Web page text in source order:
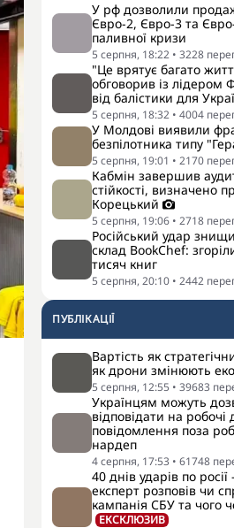
У рф дозволили
Євро-2, Євро-3 та
паливної кризи
5 серпня, 18:22 • 3228
"Це врятує багато
обговорив із лідером
від балістики для
5 серпня, 18:32 • 4004
У Молдові виявили
безпілотника типу
5 серпня, 19:01 • 2170
Кабмін завершив
стійкості, визначено
Корецький
5 серпня, 19:06 • 2718
Російський удар
склад BookChef:
тисяч книг
5 серпня, 20:10 • 2442
ПУБЛІКАЦІЇ
Вартість як
як дрони змінюють
5 серпня, 12:55 • 39683
Українцям можуть
відповідати на робочі
повідомлення поза
нардеп
4 серпня, 17:53 • 61748
40 днів ударів по росії
експерт розповів чи
кампанія СБУ та чого
ЕКСКЛЮЗИВ